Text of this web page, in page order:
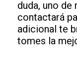
duda, uno
contactará
adicional te
tomes la